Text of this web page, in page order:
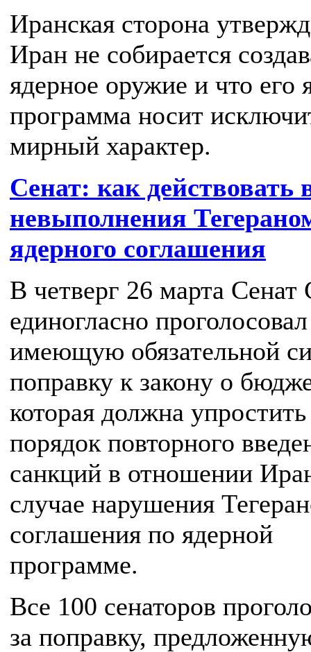
Иранская сторона
Иран не собирается
ядерное оружие и что его
программа носит
мирный характер.
Сенат: как действовать
невыполнения
ядерного соглашения
В четверг 26 марта
единогласно
имеющую обязательной
поправку к закону о
которая должна упростить
порядок повторного
санкций в отношении
случае нарушения
соглашения по ядерной
программе.
Все 100 сенаторов
за поправку,